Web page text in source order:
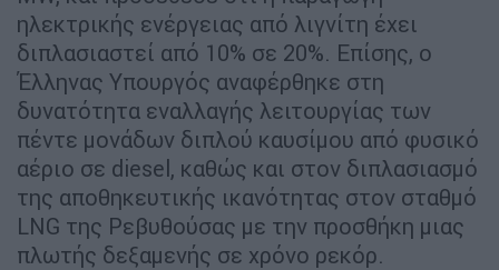
ηλεκτρικής ενέργειας από λιγνίτη έχει
διπλασιαστεί από 10% σε 20%. Επίσης, ο
Έλληνας Υπουργός αναφέρθηκε στη
δυνατότητα εναλλαγής λειτουργίας των
πέντε μονάδων διπλού καυσίμου από φυσικό
αέριο σε diesel, καθώς και στον διπλασιασμό
της αποθηκευτικής ικανότητας στον σταθμό
LNG της Ρεβυθούσας με την προσθήκη μιας
πλωτής δεξαμενής σε χρόνο ρεκόρ.